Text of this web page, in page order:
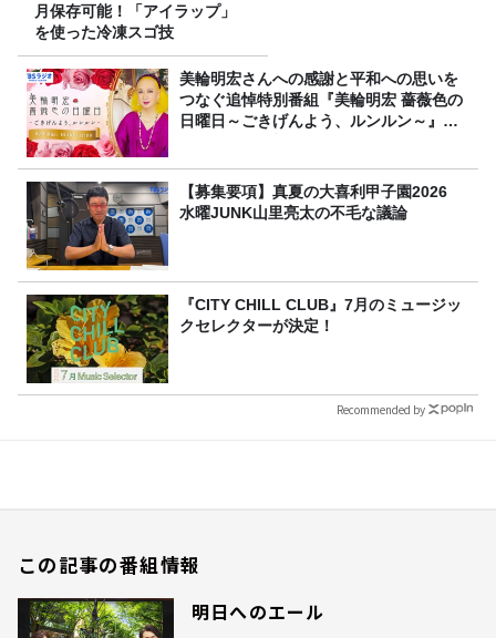
月保存可能！「アイラップ」
を使った冷凍スゴ技
美輪明宏さんへの感謝と平和への思いを
つなぐ追悼特別番組『美輪明宏 薔薇色の
日曜日～ごきげんよう、ルンルン～』
【募集要項】真夏の大喜利甲子園2026
水曜JUNK山里亮太の不毛な議論
『CITY CHILL CLUB』7月のミュージッ
クセレクターが決定！
Recommended by
この記事の番組情報
明日へのエール